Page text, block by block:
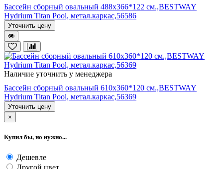
Бассейн сборный овальный 488х366*122 см.,BESTWAY
Hydrium Titan Pool, метал.каркас,56586
Уточнить цену
Наличие уточнить у менеджера
Бассейн сборный овальный 610х360*120 см.,BESTWAY
Hydrium Titan Pool, метал.каркас,56369
Уточнить цену
×
Купил бы, но нужно...
Дешевле
Другой цвет